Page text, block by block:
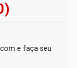
e faça seu